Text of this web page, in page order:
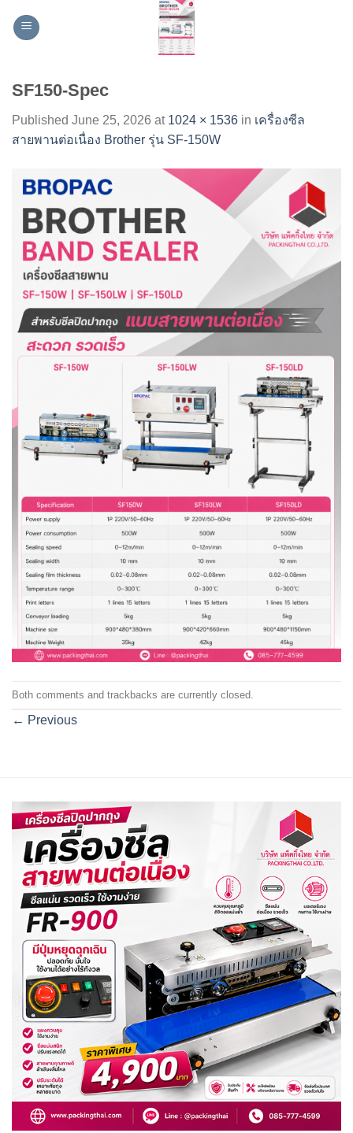
SF150-Spec
Published June 25, 2026 at 1024 × 1536 in เครื่องซีล
สายพานต่อเนื่อง Brother รุ่น SF-150W
Both comments and trackbacks are currently closed.
← Previous